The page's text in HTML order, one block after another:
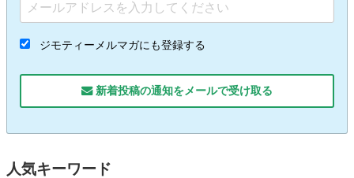
ジモティーメルマガにも登録する
新着投稿の通知をメールで受け取る
人気キーワード